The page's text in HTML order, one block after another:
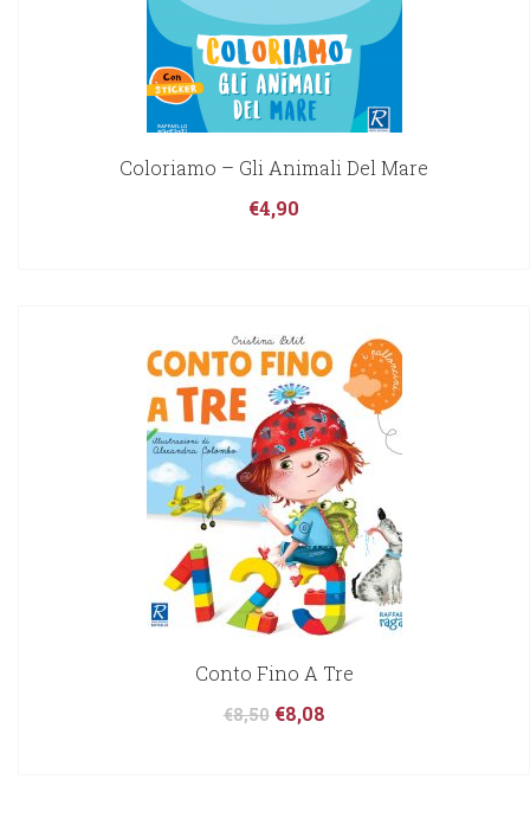
Coloriamo – Gli Animali Del Mare
€4,90
Conto Fino A Tre
€8,50 €8,08